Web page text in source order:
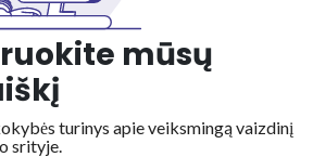
mūsų
turinys apie veiksmingą vaizdinį
srityje.